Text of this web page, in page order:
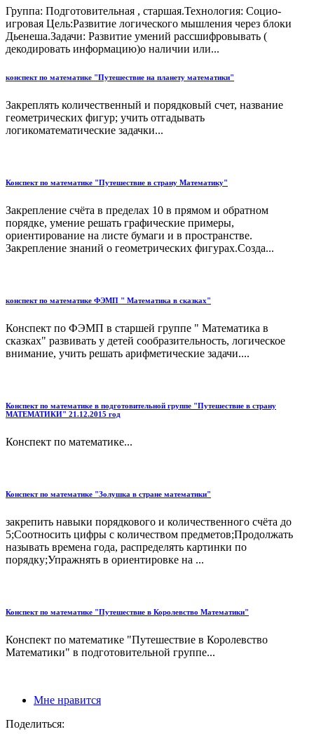
Группа: Подготовительная , старшая.Технология: Социо-
игровая Цель:Развитие логического мышления через блоки
Дьенеша.Задачи: Развитие умений рассшифровывать (
декодировать информацию)о наличии или...
конспект по математике "Путешествие на планету математики"
Закреплять количественный и порядковый счет, название
геометрических фигур; учить отгадывать
логикоматематические задачки...
Конспект по математике "Путешествие в страну Математику"
Закрепление счёта в пределах 10 в прямом и обратном
порядке, умение решать графические примеры,
ориентирование на листе бумаги и в пространстве.
Закрепление знаний о геометрических фигурах.Созда...
конспект по математике ФЭМП " Математика в сказках"
Конспект по ФЭМП в старшей группе " Математика в
сказках" развивать у детей сообразительность, логическое
внимание, учить решать арифметические задачи....
Конспект по математике в подготовительной группе "Путешествие в страну
МАТЕМАТИКИ" 21.12.2015 год
Конспект по математике...
Конспект по математике "Золушка в стране математики"
закрепить навыки порядкового и количественного счёта до
5;Соотносить цифры с количеством предметов;Продолжать
называть времена года, распределять картинки по
порядку;Упражнять в ориентировке на ...
Конспект по математике "Путешествие в Королевство Математики"
Конспект по математике "Путешествие в Королевство
Математики" в подготовительной группе...
Мне нравится
Поделиться: